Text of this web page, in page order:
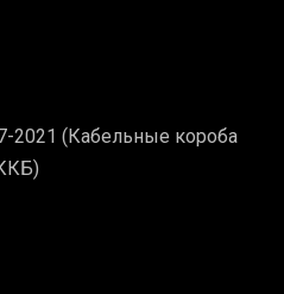
2021 (Кабельные короба